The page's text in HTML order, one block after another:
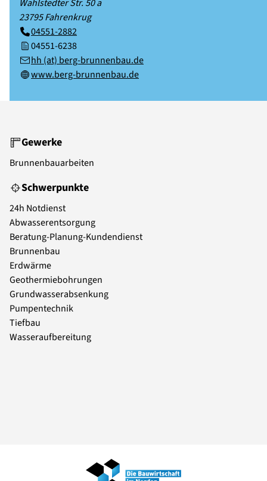
Wahlstedter Str. 50 a
23795Fahrenkrug
04551-2882
04551-6238
hh (at) berg-brunnenbau.de
www.berg-brunnenbau.de
Gewerke
Brunnenbauarbeiten
Schwerpunkte
24h Notdienst
Abwasserentsorgung
Beratung-Planung-Kundendienst
Brunnenbau
Erdwärme
Geothermiebohrungen
Grundwasserabsenkung
Pumpentechnik
Tiefbau
Wasseraufbereitung